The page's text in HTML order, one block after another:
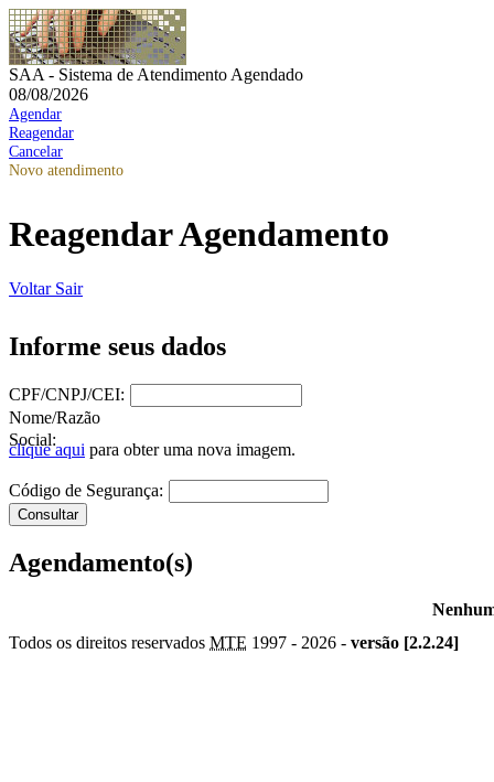
SAA - Sistema de Atendimento Agendado
08/08/2026
Agendar
Reagendar
Cancelar
Novo atendimento
Reagendar Agendamento
Voltar Sair
Informe seus dados
CPF/CNPJ/CEI:
Nome/Razão
Social:
clique aqui para obter uma nova imagem.
Código de Segurança:
Agendamento(s)
Todos os direitos reservados MTE 1997 - 2026 - versão [2.2.24]